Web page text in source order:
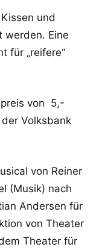
und
werden. Eine
für „reifere“
von 5,-
Volksbank
von Reiner
(Musik) nach
Andersen für
von Theater
Theater für